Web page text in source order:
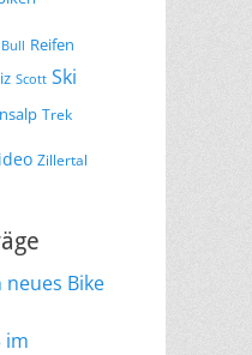
Reifen
Scott Ski
Trek
Zillertal
neues Bike
im